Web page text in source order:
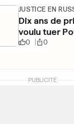
JUSTICE EN
Dix ans de
voulu tuer
0 0
PUBLICITÉ